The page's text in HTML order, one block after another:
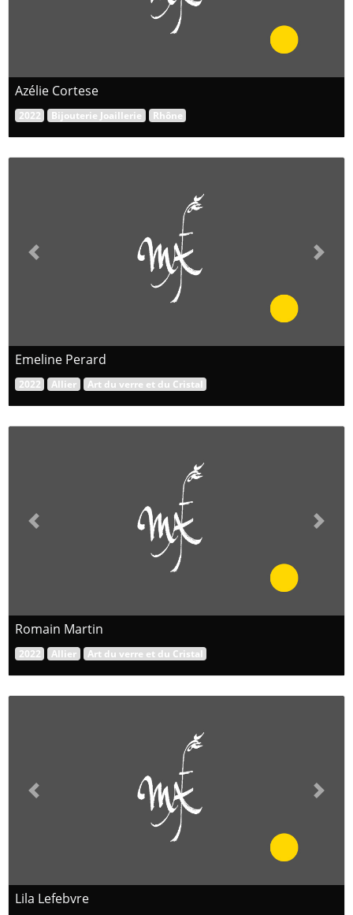
Azélie Cortese
2022 Bijouterie Joaillerie Rhône
Previous Next
Emeline Perard
2022 Allier Art du verre et du Cristal
Previous Next
Romain Martin
2022 Allier Art du verre et du Cristal
Previous Next
Lila Lefebvre